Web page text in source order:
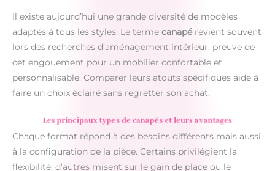
Il existe aujourd’hui une grande diversité de modèles
adaptés à tous les styles. Le terme canapérevient souvent
lors des recherches d’aménagement intérieur, preuve de
cet engouement pour un mobilier confortable et
personnalisable. Comparer leurs atouts spécifiques aide à
faire un choix éclairé sans regretter son achat.
Les principaux types de canapés et leurs avantages
Chaque format répond à des besoins différents mais aussi
à la configuration de la pièce. Certains privilégient la
flexibilité, d’autres misent sur le gain de place ou le